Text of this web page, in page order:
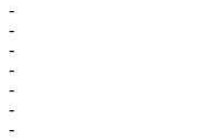
-
-
-
-
-
-
-